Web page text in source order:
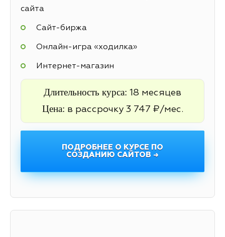
сайта
Cайт-биржа
Онлайн-игра «ходилка»
Интернет-магазин
Длительность курса: 18 месяцев
Цена: в рассрочку 3 747 ₽/мес.
ПОДРОБНЕЕ О КУРСЕ ПО
СОЗДАНИЮ САЙТОВ →